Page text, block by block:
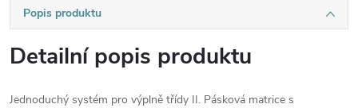
Popis produktu
Detailní popis produktu
Jednoduchý systém pro výplně třídy II. Pásková matrice s